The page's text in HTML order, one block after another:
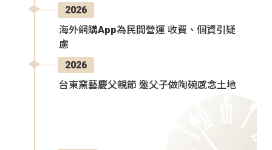
2026
海外網購App為民間營運 收費、個資引疑
慮
2026
台東窯藝慶父親節 邀父子做陶碗感念土地